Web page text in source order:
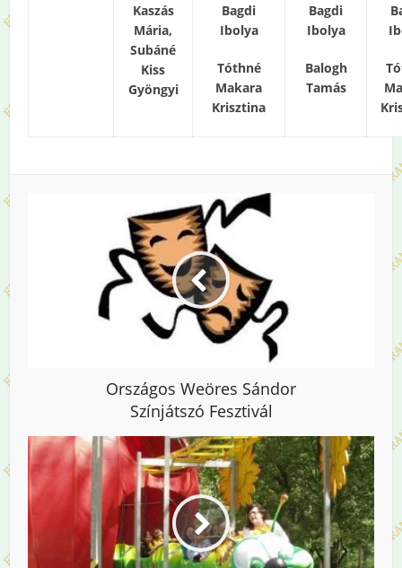
Kaszás
Mária,
Subáné
Kiss
Gyöngyi
Bagdi
Ibolya
Tóthné
Makara
Krisztina
Bagdi
Ibolya
Balogh
Tamás
Országos Weöres Sándor
Színjátszó Fesztivál